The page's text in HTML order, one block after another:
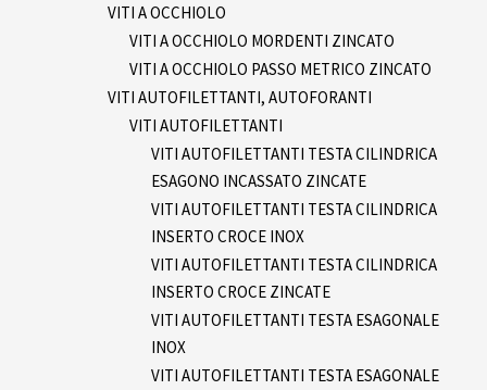
VITI A OCCHIOLO
VITI A OCCHIOLO MORDENTI ZINCATO
VITI A OCCHIOLO PASSO METRICO ZINCATO
VITI AUTOFILETTANTI, AUTOFORANTI
VITI AUTOFILETTANTI
VITI AUTOFILETTANTI TESTA CILINDRICA
ESAGONO INCASSATO ZINCATE
VITI AUTOFILETTANTI TESTA CILINDRICA
INSERTO CROCE INOX
VITI AUTOFILETTANTI TESTA CILINDRICA
INSERTO CROCE ZINCATE
VITI AUTOFILETTANTI TESTA ESAGONALE
INOX
VITI AUTOFILETTANTI TESTA ESAGONALE